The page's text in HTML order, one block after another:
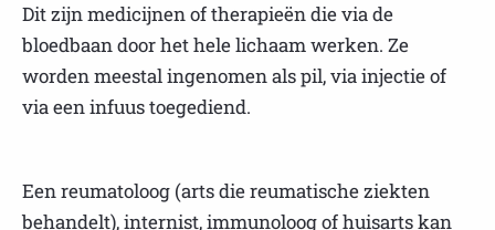
Dit zijn medicijnen of therapieën die via de
bloedbaan door het hele lichaam werken. Ze
worden meestal ingenomen als pil, via injectie of
via een infuus toegediend.
Een reumatoloog (arts die reumatische ziekten
behandelt), internist, immunoloog of huisarts kan